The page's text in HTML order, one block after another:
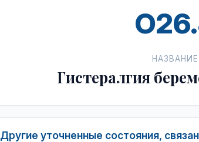
НАЗВАНИЕ
Гистералгия
Другие уточненные состояния,